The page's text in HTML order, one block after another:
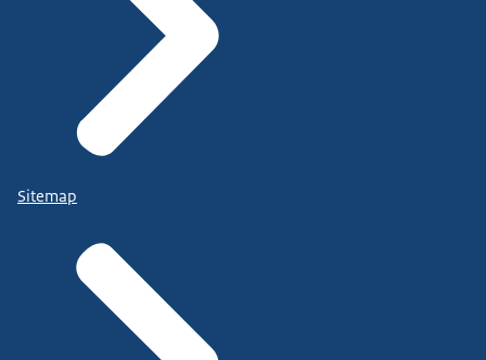
Sitemap